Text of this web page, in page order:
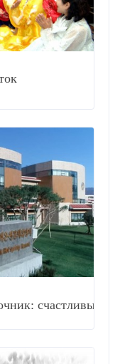
счастливые улыбки